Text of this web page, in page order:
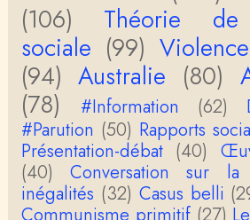
Merci Christophe pour
honnêteté intellectuelle, vous
Christophe Darmangeat
Si, le lien fonctionne bel et
fier. Il mène à la thèse de
roland `chaudat
le lien cité par BB ne
s), dommage, mais j'ai la
(106)
Théorie de
sociale (99)
(94) Australie (80)
(78)
#Information (62)
#Parution (50) Rapports
Présentation-débat (40)
(40)
Conversation sur la
inégalités (32) Casus belli
Communisme primitif (27)